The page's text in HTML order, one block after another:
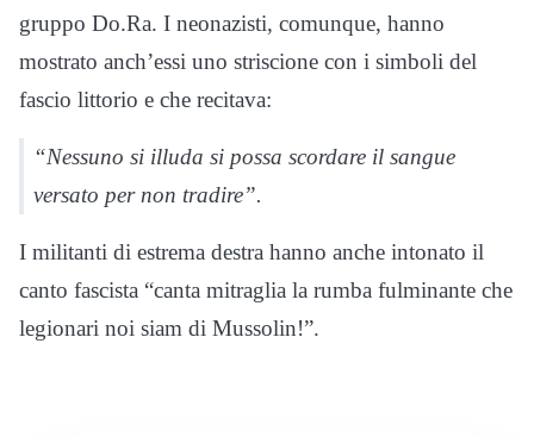
gruppo Do.Ra. I neonazisti, comunque, hanno
mostrato anch’essi uno striscione con i simboli del
fascio littorio e che recitava:
“Nessuno si illuda si possa scordare il sangue
versato per non tradire”.
I militanti di estrema destra hanno anche intonato il
canto fascista “canta mitraglia la rumba fulminante che
legionari noi siam di Mussolin!”.